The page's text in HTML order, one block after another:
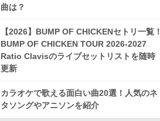
曲は？
【2026】BUMP OF CHICKENセトリ一覧！
BUMP OF CHICKEN TOUR 2026-2027
Ratio Clavisのライブセットリストを随時
更新
カラオケで歌える面白い曲20選！人気のネ
タソングやアニソンを紹介